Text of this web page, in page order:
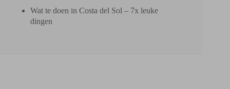
Wat te doen in Costa del Sol – 7x leuke
dingen